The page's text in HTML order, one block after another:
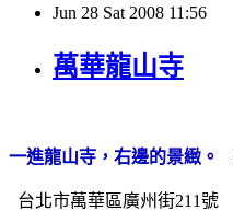
Jun 28 Sat 2008 11:56
萬華龍山寺
一進龍山寺，右邊的景緻。
台北市萬華區廣州街211號